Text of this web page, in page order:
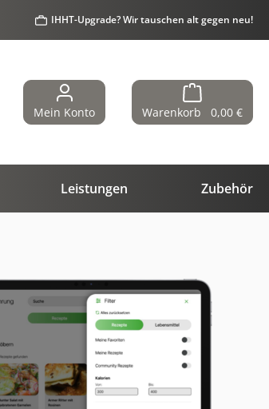
IHHT-Upgrade? Wir tauschen alt gegen neu!
Mein Konto Warenkorb 0,00 €
Leistungen Zubehör